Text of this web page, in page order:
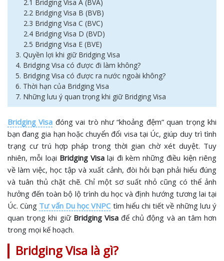
2.1 Bridging Visa A (BVA)
2.2 Bridging Visa B (BVB)
2.3 Bridging Visa C (BVC)
2.4 Bridging Visa D (BVD)
2.5 Bridging Visa E (BVE)
3. Quyền lợi khi giữ Bridging Visa
4. Bridging Visa có được đi làm không?
5. Bridging Visa có được ra nước ngoài không?
6. Thời hạn của Bridging Visa
7. Những lưu ý quan trọng khi giữ Bridging Visa
Bridging Visa đóng vai trò như “khoảng đệm” quan trọng khi
bạn đang gia hạn hoặc chuyển đổi visa tại Úc, giúp duy trì tình
trạng cư trú hợp pháp trong thời gian chờ xét duyệt. Tuy
nhiên, mỗi loại Bridging Visalại đi kèm những điều kiện riêng
về làm việc, học tập và xuất cảnh, đòi hỏi bạn phải hiểu đúng
và tuân thủ chặt chẽ. Chỉ một sơ suất nhỏ cũng có thể ảnh
hưởng đến toàn bộ lộ trình du học và định hướng tương lai tại
Úc. Cùng Tư vấn Du học VNPCtìm hiểu chi tiết về những lưu ý
quan trọng khi giữ Bridging Visađể chủ động và an tâm hơn
trong mọi kế hoạch.
Bridging Visa là gì?